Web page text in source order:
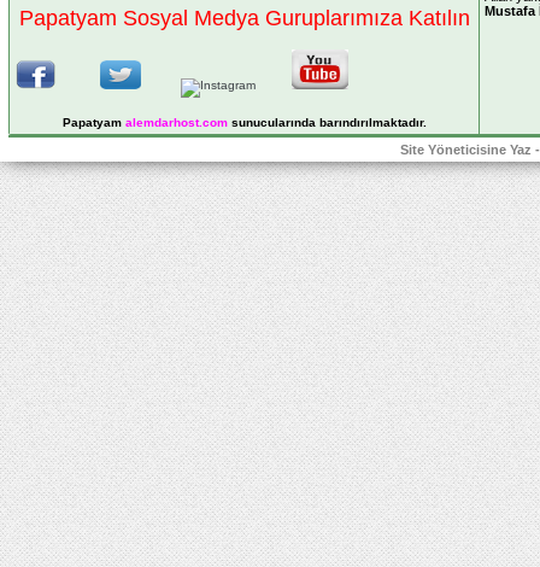
Papatyam Sosyal Medya Guruplarımıza Katılın
Papatyam alemdarhost.comsunucularında barındırılmaktadır.
Mustafa
Site Yöneticisine Yaz